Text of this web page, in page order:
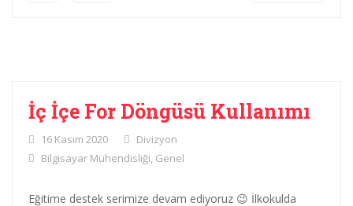
İç İçe For Döngüsü Kullanımı
16 Kasım 2020
Divizyon
Bilgisayar Mühendisliği, Genel
Eğitime destek serimize devam ediyoruz 😉 İlkokulda